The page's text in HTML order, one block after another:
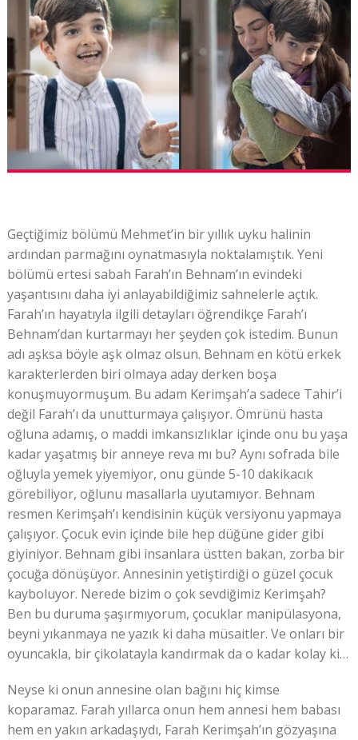
Geçtiğimiz bölümü Mehmet’in bir yıllık uyku halinin
ardından parmağını oynatmasıyla noktalamıştık. Yeni
bölümü ertesi sabah Farah’ın Behnam’ın evindeki
yaşantısını daha iyi anlayabildiğimiz sahnelerle açtık.
Farah’ın hayatıyla ilgili detayları öğrendikçe Farah’ı
Behnam’dan kurtarmayı her şeyden çok istedim. Bunun
adı aşksa böyle aşk olmaz olsun. Behnam en kötü erkek
karakterlerden biri olmaya aday derken boşa
konuşmuyormuşum. Bu adam Kerimşah’a sadece Tahir’i
değil Farah’ı da unutturmaya çalışıyor. Ömrünü hasta
oğluna adamış, o maddi imkansızlıklar içinde onu bu yaşa
kadar yaşatmış bir anneye reva mı bu? Aynı sofrada bile
oğluyla yemek yiyemiyor, onu günde 5-10 dakikacık
görebiliyor, oğlunu masallarla uyutamıyor. Behnam
resmen Kerimşah’ı kendisinin küçük versiyonu yapmaya
çalışıyor. Çocuk evin içinde bile hep düğüne gider gibi
giyiniyor. Behnam gibi insanlara üstten bakan, zorba bir
çocuğa dönüşüyor. Annesinin yetiştirdiği o güzel çocuk
kayboluyor. Nerede bizim o çok sevdiğimiz Kerimşah?
Ben bu duruma şaşırmıyorum, çocuklar manipülasyona,
beyni yıkanmaya ne yazık ki daha müsaitler. Ve onları bir
oyuncakla, bir çikolatayla kandırmak da o kadar kolay ki…
Neyse ki onun annesine olan bağını hiç kimse
koparamaz. Farah yıllarca onun hem annesi hem babası
hem en yakın arkadaşıydı, Farah Kerimşah’ın gözyaşına